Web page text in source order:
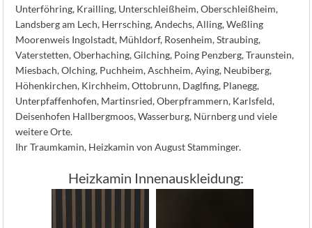
Unterföhring, Krailling, Unterschleißheim, Oberschleißheim,
Landsberg am Lech, Herrsching, Andechs, Alling, Weßling
Moorenweis Ingolstadt, Mühldorf, Rosenheim, Straubing,
Vaterstetten, Oberhaching, Gilching, Poing Penzberg, Traunstein,
Miesbach, Olching, Puchheim, Aschheim, Aying, Neubiberg,
Höhenkirchen, Kirchheim, Ottobrunn, Daglfing, Planegg,
Unterpfaffenhofen, Martinsried, Oberpframmern, Karlsfeld,
Deisenhofen Hallbergmoos, Wasserburg, Nürnberg und viele
weitere Orte.
Ihr Traumkamin, Heizkamin von August Stamminger.
Heizkamin Innenauskleidung: